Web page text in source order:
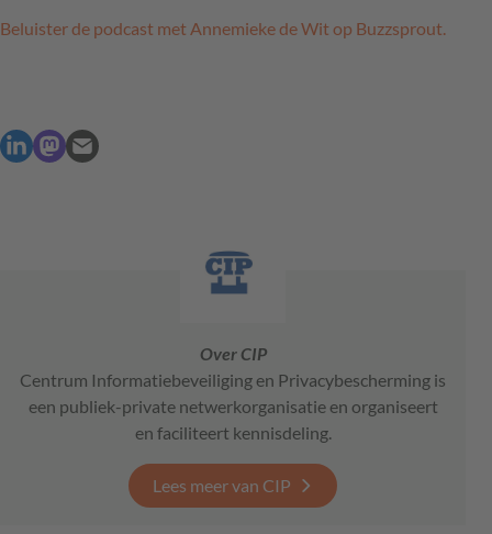
Beluister de podcast met Annemieke de Wit op Buzzsprout.
Over CIP
Centrum Informatiebeveiliging en Privacybescherming is
een publiek-private netwerkorganisatie en organiseert
en faciliteert kennisdeling.
Lees meer van CIP